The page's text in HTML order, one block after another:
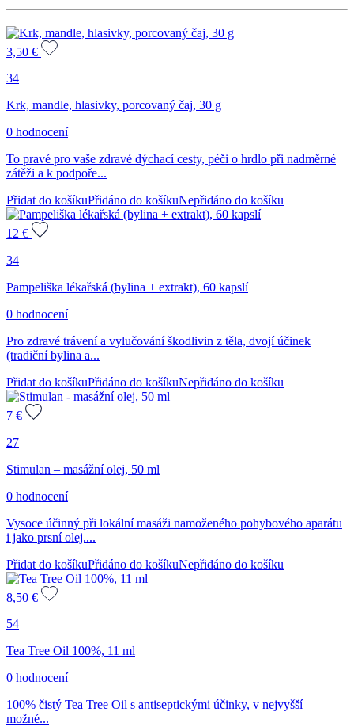
3,50 €
34
Krk, mandle, hlasivky, porcovaný čaj, 30 g
0 hodnocení
To pravé pro vaše zdravé dýchací cesty, péči o hrdlo při nadměrné
zátěži a k podpoře...
Přidat do košíkuPřidáno do košíkuNepřidáno do košíku
12 €
34
Pampeliška lékařská (bylina + extrakt), 60 kapslí
0 hodnocení
Pro zdravé trávení a vylučování škodlivin z těla, dvojí účinek
(tradiční bylina a...
Přidat do košíkuPřidáno do košíkuNepřidáno do košíku
7 €
27
Stimulan – masážní olej, 50 ml
0 hodnocení
Vysoce účinný při lokální masáži namoženého pohybového aparátu
i jako prsní olej....
Přidat do košíkuPřidáno do košíkuNepřidáno do košíku
8,50 €
54
Tea Tree Oil 100%, 11 ml
0 hodnocení
100% čistý Tea Tree Oil s antiseptickými účinky, v nejvyšší
možné...